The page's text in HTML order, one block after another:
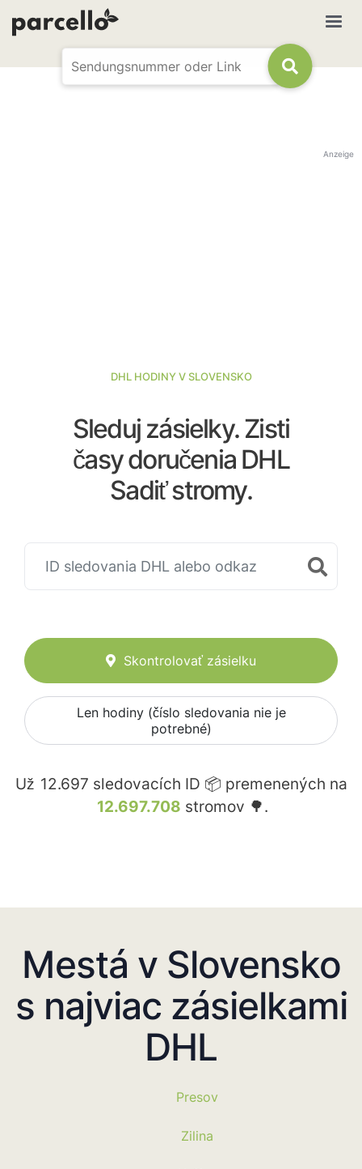
Anzeige
DHL HODINY V SLOVENSKO
Sleduj zásielky. Zisti
časy doručenia DHL
Sadiť stromy.
Skontrolovať zásielku
Len hodiny (číslo sledovania nie je
potrebné)
Už 12.697 sledovacích ID 📦 premenených na
12.697.708 stromov 🌳.
Mestá v Slovensko
s najviac zásielkami
DHL
Presov
Zilina